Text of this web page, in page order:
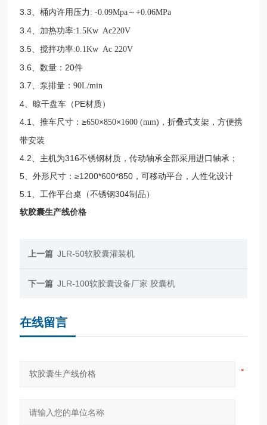
3.3、桶内许用压力 : -0.09Mpa ～+0.06MPa
3.4、加热功率:1.5Kw Ac220V
3.5、搅拌功率:0.1Kw Ac 220V
3.6、数量： 20件
3.7、泵排量：90L/min
4、晾干盘车（PE材质）
4.1、推车尺寸：≥650×850×1600 (mm) ，折叠式支架，方便携
带安装
4.2、主机为316不锈钢材质，传动轴承全部采用进口轴承；
5、外形尺寸：≥1200*600*850 ，可移动平台，人性化设计
5.1、工作平台桌（不锈钢304制品）
软胶囊生产线价格
上一篇 JLR-50软胶囊灌装机
下一篇 JLR-100软胶囊设备厂家 胶囊机
在线留言